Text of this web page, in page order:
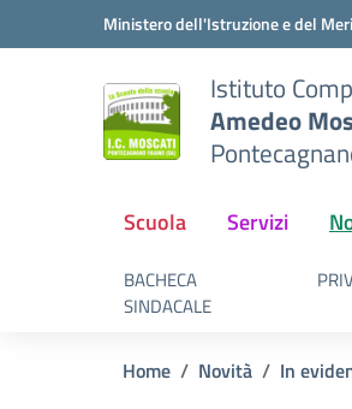
Vai ai contenuti
Vai al menu di navigazioneMinistero dell'Istruzione e del
Istituto
Amedeo
Scuola Servizi
BACHECA
SINDACALE
Home Novità In